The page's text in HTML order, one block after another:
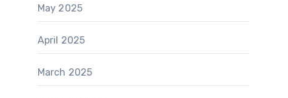
May 2025
April 2025
March 2025